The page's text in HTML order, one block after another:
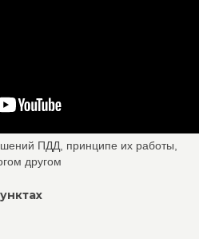
ПДД, принципе их работы,
другом